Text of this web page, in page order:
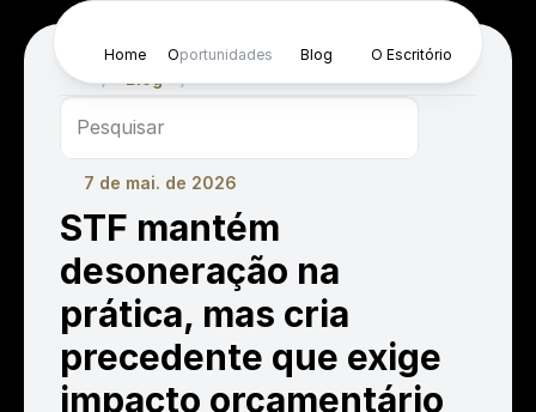
/ Blog /
Pesquisar
7 de mai. de 2026
STF mantém
desoneração na
prática, mas cria
precedente que exige
impacto orçamentário
Home Oportunidades Blog O Escritório